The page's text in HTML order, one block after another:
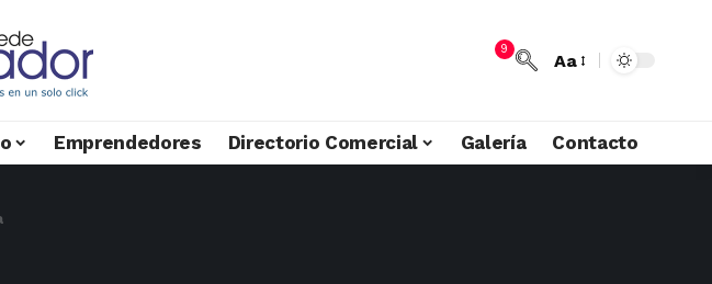
9
Aa
Emprendedores Directorio Comercial Galería Contacto